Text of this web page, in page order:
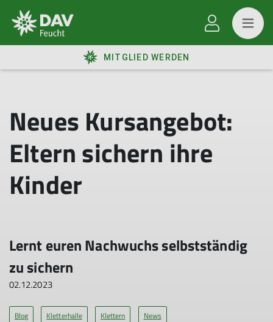
MITGLIED WERDEN
Neues Kursangebot:
Eltern sichern ihre
Kinder
Lernt euren Nachwuchs selbstständig
zu sichern
02.12.2023
Blog Kletterhalle Klettern News